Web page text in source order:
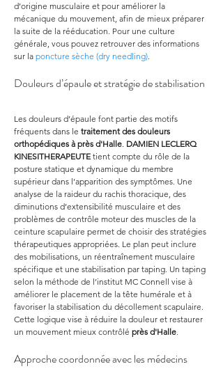
d’origine musculaire et pour améliorer la
mécanique du mouvement, afin de mieux préparer
la suite de la rééducation. Pour une culture
générale, vous pouvez retrouver des informations
sur la poncture sèche (dry needling).
Douleurs d’épaule et stratégie de stabilisation
Les douleurs d’épaule font partie des motifs
fréquents dans le traitement des douleurs
orthopédiques à près d'Halle. DAMIEN LECLERQ
KINESITHERAPEUTE tient compte du rôle de la
posture statique et dynamique du membre
supérieur dans l’apparition des symptômes. Une
analyse de la raideur du rachis thoracique, des
diminutions d’extensibilité musculaire et des
problèmes de contrôle moteur des muscles de la
ceinture scapulaire permet de choisir des stratégies
thérapeutiques appropriées. Le plan peut inclure
des mobilisations, un réentraînement musculaire
spécifique et une stabilisation par taping. Un taping
selon la méthode de l’institut MC Connell vise à
améliorer le placement de la tête humérale et à
favoriser la stabilisation du décollement scapulaire.
Cette logique vise à réduire la douleur et restaurer
un mouvement mieux contrôlé près d'Halle.
Approche coordonnée avec les médecins